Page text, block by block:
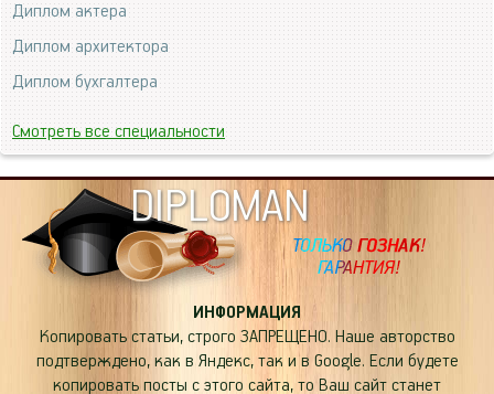
Диплом актера
Диплом архитектора
Диплом бухгалтера
Смотреть все специальности
DIPLOMAN
ИНФОРМАЦИЯ
Копировать статьи, строго ЗАПРЕЩЕНО. Наше авторство
подтверждено, как в Яндекс, так и в Google. Если будете
копировать посты с этого сайта, то Ваш сайт станет